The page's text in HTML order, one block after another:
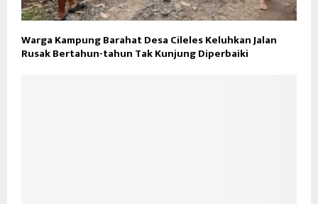
Warga Kampung Barahat Desa Cileles Keluhkan Jalan
Rusak Bertahun-tahun Tak Kunjung Diperbaiki